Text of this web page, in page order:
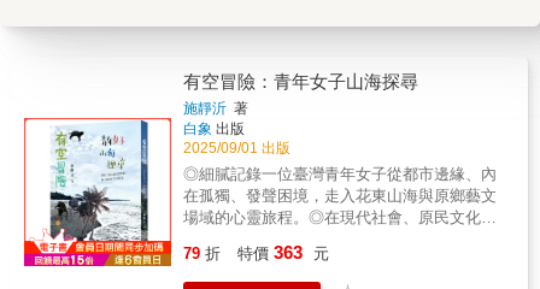
有空冒險：青年女子山海探尋
施靜沂 著
白象 出版
2025/09/01 出版
◎細膩記錄一位臺灣青年女子從都市邊緣、內
在孤獨、發聲困境，走入花東山海與原鄉藝文
場域的心靈旅程。◎在現代社會、原民文化、
海、星空敞開的空間裡追覓自己的人生方向。
該做哪類工作，和怎樣的人們一起冒險探索？
79 折 特價 363 元